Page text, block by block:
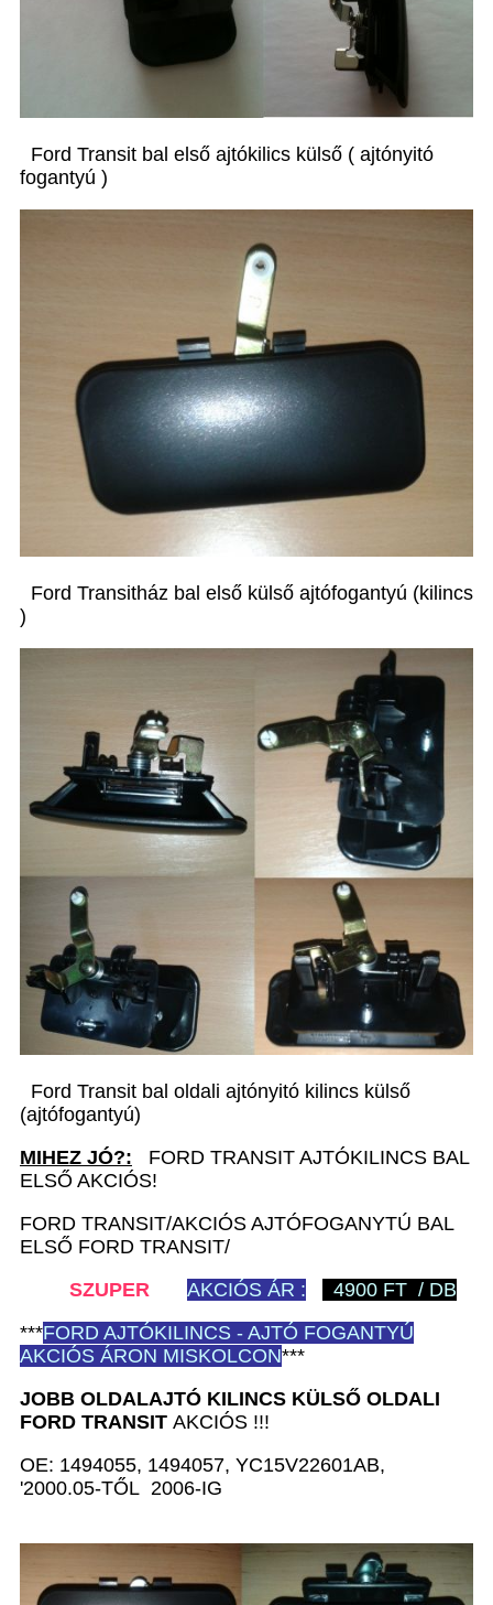
Ford Transit bal első ajtókilics külső ( ajtónyitó
fogantyú )
Ford Transitház bal első külső ajtófogantyú (kilincs
)
Ford Transit bal oldali ajtónyitó kilincs külső
(ajtófogantyú)
MIHEZ JÓ?: FORD TRANSIT AJTÓKILINCS BAL
ELSŐ AKCIÓS!
FORD TRANSIT/AKCIÓS AJTÓFOGANYTÚ BAL
ELSŐ FORD TRANSIT/
SZUPER
AKCIÓS ÁR :
4900 FT / DB
***FORD AJTÓKILINCS - AJTÓ FOGANTYÚ
AKCIÓS ÁRON MISKOLCON***
JOBB OLDALAJTÓ KILINCS KÜLSŐ OLDALI
FORD TRANSIT AKCIÓS !!!
OE: 1494055, 1494057, YC15V22601AB,
'2000.05-TŐL 2006-IG